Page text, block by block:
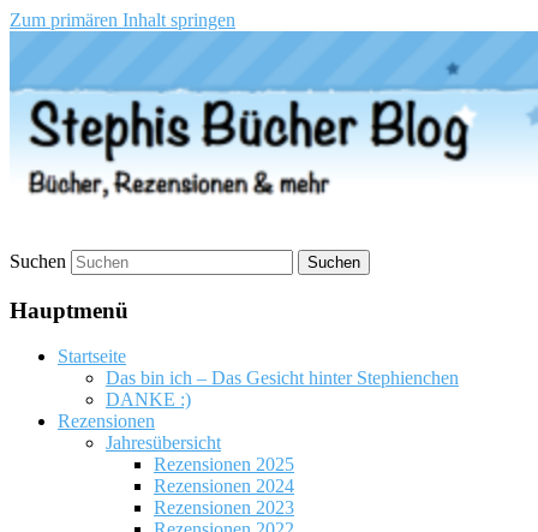
Zum primären Inhalt springen
Stephis Bücher Blog
Suchen
Hauptmenü
Startseite
Das bin ich – Das Gesicht hinter Stephienchen
DANKE :)
Rezensionen
Jahresübersicht
Rezensionen 2025
Rezensionen 2024
Rezensionen 2023